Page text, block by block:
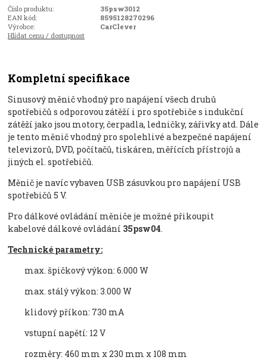
Číslo produktu:
35psw3012
EAN kód:
8595128270296
Výrobce:
CarClever
Hlídat cenu / dostupnost
Kompletní specifikace
Sinusový měnič vhodný pro napájení všech druhů
spotřebičů s odporovou zátěží i pro spotřebiče s indukční
zátěží jako jsou motory,čerpadla, ledničky, zářivky atd. Dále
je tento měnič vhodný pro spolehlivé a bezpečné napájení
televizorů, DVD, počítačů, tiskáren, měřících přístrojů a
jiných el. spotřebičů.
Měnič je navíc vybaven USB zásuvkou pro napájení USB
spotřebičů 5 V.
Pro dálkové ovládání měniče je možné přikoupit
kabelové dálkové ovládání 35psw04.
Technické parametry:
max. špičkový výkon: 6.000 W
max. stálý výkon: 3.000 W
klidový příkon: 730 mA
vstupní napětí: 12 V
rozměry: 460 mm x 230 mm x 108 mm